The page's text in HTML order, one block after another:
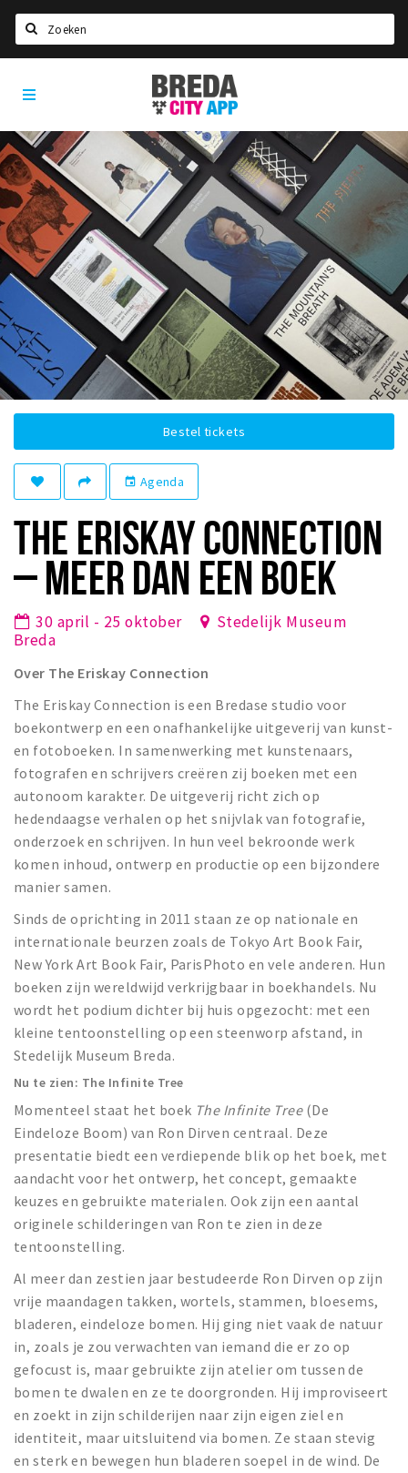
Home
Agenda
Deals
Party pics
Nieuws, interviews & blogs
Eten
Drinken
Slapen
Recreatief
Winkels
Parkeren
Musea, theaters & podia
Uitjes & activiteiten
Toeristische routes
Natuurgebieden
Sport
Privacy
Inloggen
Breda
City
App
Bestel tickets
event Agenda
THE ERISKAY CONNECTION
– MEER DAN EEN BOEK
30 april - 25 oktober
Stedelijk Museum
Breda
Over The Eriskay Connection
The Eriskay Connection is een Bredase studio voor
boekontwerp en een onafhankelijke uitgeverij van kunst-
en fotoboeken. In samenwerking met kunstenaars,
fotografen en schrijvers creëren zij boeken met een
autonoom karakter. De uitgeverij richt zich op
hedendaagse verhalen op het snijvlak van fotografie,
onderzoek en schrijven. In hun veel bekroonde werk
komen inhoud, ontwerp en productie op een bijzondere
manier samen.
Sinds de oprichting in 2011 staan ze op nationale en
internationale beurzen zoals de Tokyo Art Book Fair,
New York Art Book Fair, ParisPhoto en vele anderen. Hun
boeken zijn wereldwijd verkrijgbaar in boekhandels. Nu
wordt het podium dichter bij huis opgezocht: met een
kleine tentoonstelling op een steenworp afstand, in
Stedelijk Museum Breda.
Nu te zien: The Infinite Tree
Momenteel staat het boek The Infinite Tree(De
Eindeloze Boom) van Ron Dirven centraal. Deze
presentatie biedt een verdiepende blik op het boek, met
aandacht voor het ontwerp, het concept, gemaakte
keuzes en gebruikte materialen. Ook zijn een aantal
originele schilderingen van Ron te zien in deze
tentoonstelling.
Al meer dan zestien jaar bestudeerde Ron Dirven op zijn
vrije maandagen takken, wortels, stammen, bloesems,
bladeren, eindeloze bomen. Hij ging niet vaak de natuur
in, zoals je zou verwachten van iemand die er zo op
gefocust is, maar gebruikte zijn atelier om tussen de
bomen te dwalen en ze te doorgronden. Hij improviseert
en zoekt in zijn schilderijen naar zijn eigen ziel en
identiteit, maar uitsluitend via bomen. Ze staan stevig
en sterk en bewegen hun bladeren soepel in de wind. De